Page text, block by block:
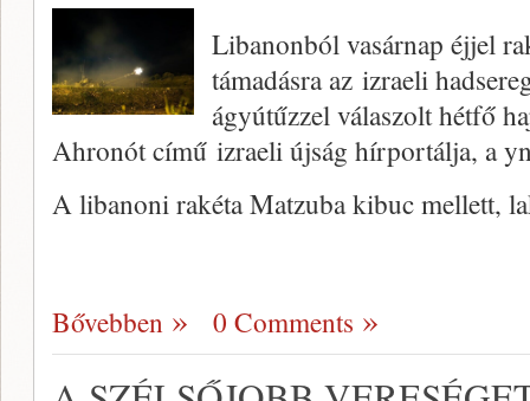
Libanonból vasárnap éjjel
támadásra az izraeli
ágyútűzzel válaszolt hétfő
Ahronót című izraeli újság hírportálja, a
A libanoni rakéta Matzuba kibuc mellett,
Bővebben 0 Comments